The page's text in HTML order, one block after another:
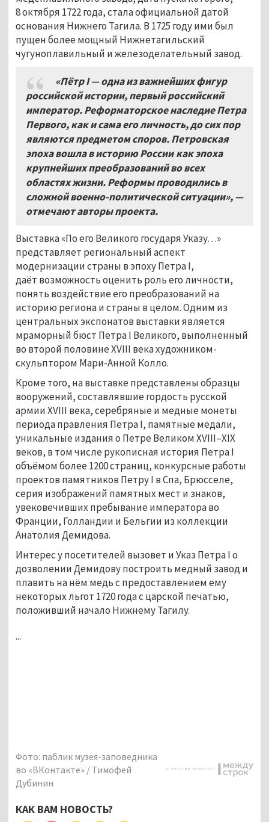
8 октября 1722 года, стала официальной датой
основания Нижнего Тагила. В 1725 году ими был
пущен более мощный Нижнетагильский
чугуноплавильный и железоделательный завод.
«Пётр I—одна из важнейших фигур
российской истории, первый российский
император. Реформаторское наследие Петра
Первого, как и сама его личность, до сих пор
являются предметом споров. Петровская
эпоха вошла в историю России как эпоха
крупнейших преобразований во всех
областях жизни. Реформы проводились в
сложной военно-политической ситуации», —
отмечают авторы проекта.
Выставка «По его Великого государя Указу…»
представляет региональный аспект
модернизации страны в эпоху Петра I,
даёт возможность оценить роль его личности,
понять воздействие его преобразований на
историю региона и страны в целом. Одним из
центральных экспонатов выставки является
мраморный бюст Петра I Великого, выполненный
во второй половине XVIII века художником-
скульптором Мари-Анной Колло.
Кроме того, на выставке представлены образцы
вооружений, составлявшие гордость русской
армии XVIII века, серебряные и медные монеты
периода правления Петра I, памятные медали,
уникальные издания о Петре Великом XVIII–XIX
веков, в том числе рукописная история Петра I
объёмом более 1200 страниц, конкурсные работы
проектов памятников Петру I в Спа, Брюсселе,
серия изображений памятных мест и знаков,
увековечивших пребывание императора во
Франции, Голландии и Бельгии из коллекции
Анатолия Демидова.
Интерес у посетителей вызовет и Указ Петра I о
дозволении Демидову построить медный завод и
плавить на нём медь с предоставлением ему
некоторых льгот 1720 года с царской печатью,
положивший начало Нижнему Тагилу.
...
Фото: паблик музея-заповедника
во «ВКонтакте» / Тимофей
Дубинин
КАК ВАМ НОВОСТЬ?